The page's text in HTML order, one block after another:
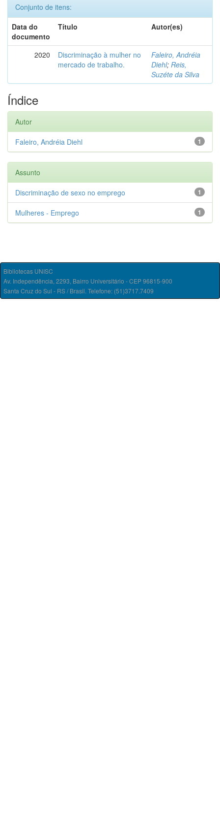
Conjunto de itens:
Data do
documento
Título Autor(es)
2020
Discriminação à mulher no
mercado de trabalho.
Faleiro, Andréia
Diehl; Reis,
Suzéte da Silva
Índice
Autor
1
Faleiro, Andréia Diehl
Assunto
1
Discriminação de sexo no emprego
1
Mulheres - Emprego
Bibliotecas UNISC
Av. Independência, 2293, Bairro Universitário - CEP 96815-900
Santa Cruz do Sul - RS / Brasil. Telefone: (51)3717.7409